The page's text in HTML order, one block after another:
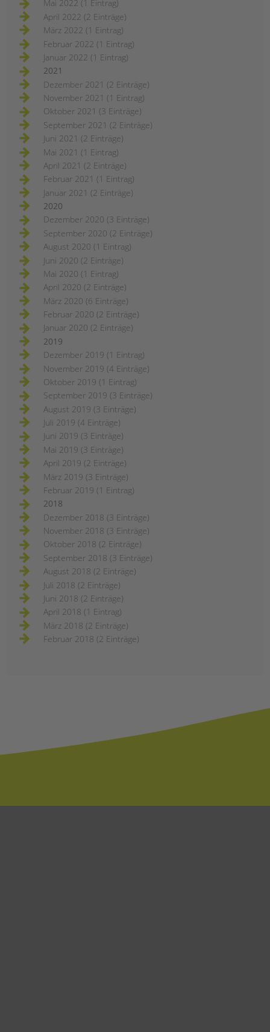
Mai 2022 (1 Eintrag)
April 2022 (2 Einträge)
März 2022 (1 Eintrag)
Februar 2022 (1 Eintrag)
Januar 2022 (1 Eintrag)
2021
Dezember 2021 (2 Einträge)
November 2021 (1 Eintrag)
Oktober 2021 (3 Einträge)
September 2021 (2 Einträge)
Juni 2021 (2 Einträge)
Mai 2021 (1 Eintrag)
April 2021 (2 Einträge)
Februar 2021 (1 Eintrag)
Januar 2021 (2 Einträge)
2020
Dezember 2020 (3 Einträge)
September 2020 (2 Einträge)
August 2020 (1 Eintrag)
Juni 2020 (2 Einträge)
Mai 2020 (1 Eintrag)
April 2020 (2 Einträge)
März 2020 (6 Einträge)
Februar 2020 (2 Einträge)
Januar 2020 (2 Einträge)
2019
Dezember 2019 (1 Eintrag)
November 2019 (4 Einträge)
Oktober 2019 (1 Eintrag)
September 2019 (3 Einträge)
August 2019 (3 Einträge)
Juli 2019 (4 Einträge)
Juni 2019 (3 Einträge)
Mai 2019 (3 Einträge)
April 2019 (2 Einträge)
März 2019 (3 Einträge)
Februar 2019 (1 Eintrag)
2018
Dezember 2018 (3 Einträge)
November 2018 (3 Einträge)
Oktober 2018 (2 Einträge)
September 2018 (3 Einträge)
August 2018 (2 Einträge)
Juli 2018 (2 Einträge)
Juni 2018 (2 Einträge)
April 2018 (1 Eintrag)
März 2018 (2 Einträge)
Februar 2018 (2 Einträge)